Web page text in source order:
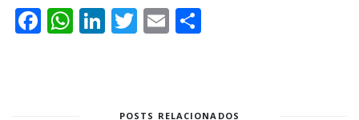
Facebook
WhatsApp
LinkedIn
Twitter
Email
POSTS RELACIONADOS